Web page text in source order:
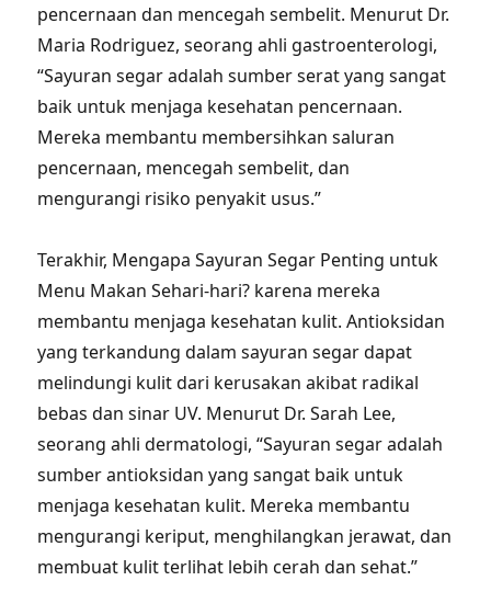
pencernaan dan mencegah sembelit. Menurut Dr.
Maria Rodriguez, seorang ahli gastroenterologi,
“Sayuran segar adalah sumber serat yang sangat
baik untuk menjaga kesehatan pencernaan.
Mereka membantu membersihkan saluran
pencernaan, mencegah sembelit, dan
mengurangi risiko penyakit usus.”
Terakhir, Mengapa Sayuran Segar Penting untuk
Menu Makan Sehari-hari? karena mereka
membantu menjaga kesehatan kulit. Antioksidan
yang terkandung dalam sayuran segar dapat
melindungi kulit dari kerusakan akibat radikal
bebas dan sinar UV. Menurut Dr. Sarah Lee,
seorang ahli dermatologi, “Sayuran segar adalah
sumber antioksidan yang sangat baik untuk
menjaga kesehatan kulit. Mereka membantu
mengurangi keriput, menghilangkan jerawat, dan
membuat kulit terlihat lebih cerah dan sehat.”